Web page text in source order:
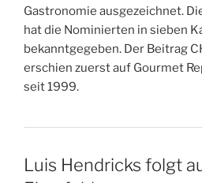
Gastronomie ausgezeichnet.
hat die Nominierten in sieben
bekanntgegeben. Der Beitrag
erschien zuerst auf Gourmet
seit 1999.
Luis Hendricks folgt